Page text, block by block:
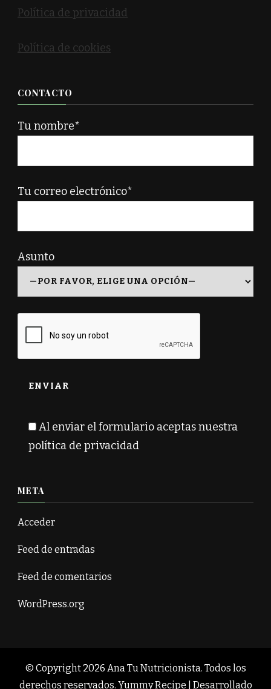
Política de privacidad
Política de cookies
CONTACTO
Tu nombre*
Tu correo electrónico*
Asunto
Al enviar el formulario aceptas nuestra
política de privacidad
META
Acceder
Feed de entradas
Feed de comentarios
WordPress.org
© Copyright 2026 Ana Tu Nutricionista. Todos los
derechos reservados. Yummy Recipe | Desarrollado